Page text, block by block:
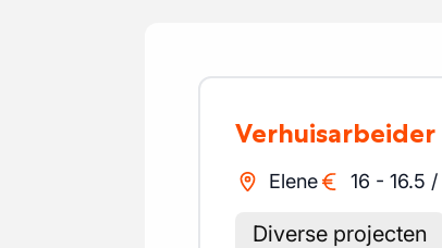
Verhuisarbeider
Elene 16 - 16.5 /
Diverse projecten